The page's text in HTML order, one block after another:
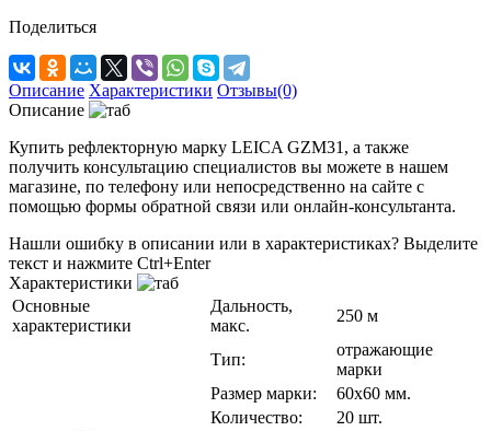
Поделиться
Описание Характеристики Отзывы(0)
Описание
Купить рефлекторную марку LEICA GZM31, а также
получить консультацию специалистов вы можете в нашем
магазине, по телефону или непосредственно на сайте с
помощью формы обратной связи или онлайн-консультанта.
Нашли ошибку в описании или в характеристиках? Выделите
текст и нажмите Ctrl+Enter
Характеристики
Основные
характеристики
Дальность,
макс.
250 м
Тип:
отражающие
марки
Размер марки:
60х60 мм.
Количество:
20 шт.